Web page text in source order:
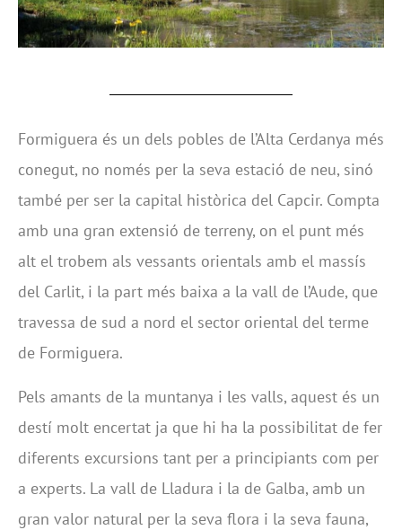
Formiguera és un dels pobles de l’Alta Cerdanya més
conegut, no només per la seva estació de neu, sinó
també per ser la capital històrica del Capcir. Compta
amb una gran extensió de terreny, on el punt més
alt el trobem als vessants orientals amb el massís
del Carlit, i la part més baixa a la vall de l’Aude, que
travessa de sud a nord el sector oriental del terme
de Formiguera.
Pels amants de la muntanya i les valls, aquest és un
destí molt encertat ja que hi ha la possibilitat de fer
diferents excursions tant per a principiants com per
a experts. La vall de Lladura i la de Galba, amb un
gran valor natural per la seva flora i la seva fauna,